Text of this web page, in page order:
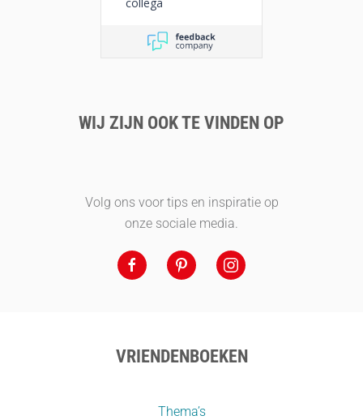
WIJ ZIJN OOK TE VINDEN OP
Volg ons voor tips en inspiratie op
onze sociale media.
VRIENDENBOEKEN
Thema’s